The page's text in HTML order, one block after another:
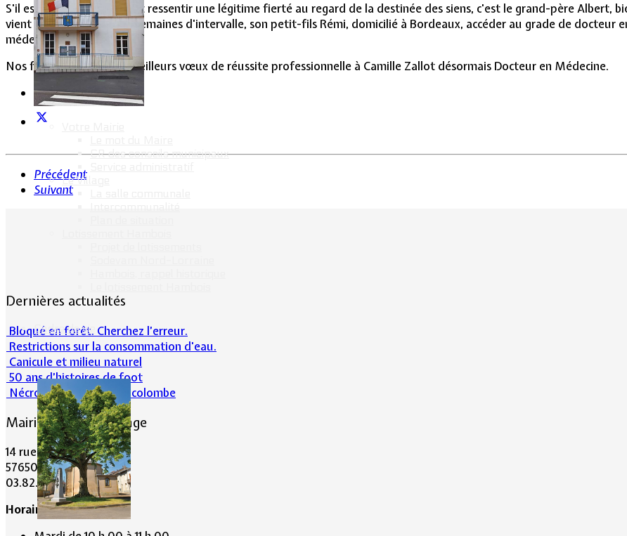
CR des conseils municipaux
Le Village
Cadre de vie
S'il est un homme qui peut ressentir une légitime fierté au regard de la destinée des siens, c'est le grand-père Albert,
vient de voir, à quelques semaines d'intervalle, son petit-fils Rémi, domicilié à Bordeaux, accéder au grade de
médecine.
Nos félicitations et nos meilleurs vœux de réussite professionnelle à Camille Zallot désormais Docteur en Médecine.
Précédent
Suivant
Dernières actualités
Bloqué en forêt. Cherchez l’erreur.
Restrictions sur la consommation d'eau.
Canicule et milieu naturel
50 ans d’histoires de foot
Nécrologie : Norbert Lacolombe
Mairie de Lommerange
14 rue Maréchal Joffre
57650 LOMMERANGE
03.82.84.81.48
Horaire de la Mairie: